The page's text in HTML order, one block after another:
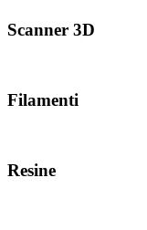
Scanner 3D
Filamenti
Resine